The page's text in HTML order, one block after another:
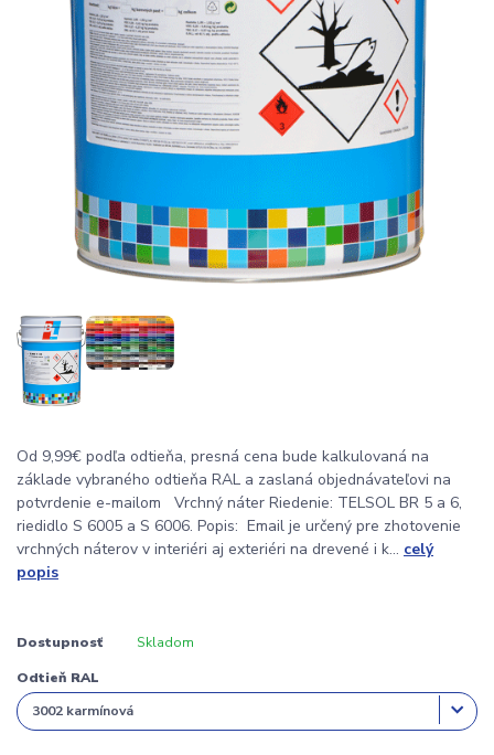
Od 9,99€ podľa odtieňa, presná cena bude kalkulovaná na
základe vybraného odtieňa RAL a zaslaná objednávateľovi na
potvrdenie e-mailom Vrchný náter Riedenie: TELSOL BR 5 a 6,
riedidlo S 6005 a S 6006. Popis: Email je určený pre zhotovenie
vrchných náterov v interiéri aj exteriéri na drevené i k... celý
popis
Dostupnosť Skladom
Odtieň RAL